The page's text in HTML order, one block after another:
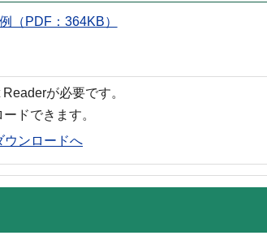
PDF：364KB）
が必要です。
ドできます。
ウンロードへ